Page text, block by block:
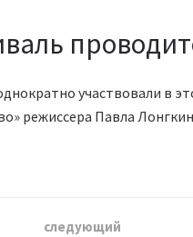
участвовали в
режиссера Павла
следующий